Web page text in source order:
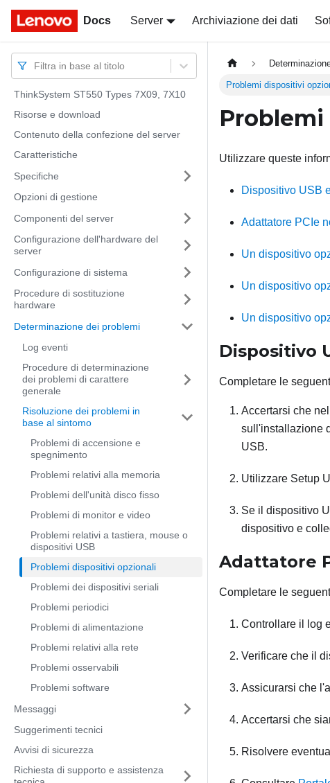
Docs Server Archiviazione dei dati
Docs
Filtra in base al titolo
ThinkSystem ST550 Types 7X09, 7X10
Risorse e download
Contenuto della confezione del server
Caratteristiche
Specifiche
Opzioni di gestione
Componenti del server
Configurazione dell'hardware del
server
Configurazione di sistema
Procedure di sostituzione
hardware
Determinazione dei problemi
Log eventi
Procedure di determinazione
dei problemi di carattere
generale
Risoluzione dei problemi in
base al sintomo
Problemi di accensione e
spegnimento
Problemi relativi alla memoria
Problemi dell'unità disco fisso
Problemi di monitor e video
Problemi relativi a tastiera, mouse o
dispositivi USB
Problemi dispositivi opzionali
Problemi dei dispositivi seriali
Problemi periodici
Problemi di alimentazione
Problemi relativi alla rete
Problemi osservabili
Problemi software
Messaggi
Suggerimenti tecnici
Avvisi di sicurezza
Richiesta di supporto e assistenza
Problemi dispositivi
Utilizzare queste
Dispositivo USB
Adattatore PCIe
Un dispositivo
Un dispositivo
Un dispositivo
Dispositivo
Completare le
Accertarsi che
sull'installazione
USB.
Utilizzare Setup
Se il dispositivo
dispositivo e
Adattatore
Completare le
Controllare il log
Verificare che il
Assicurarsi che
Accertarsi che
Risolvere